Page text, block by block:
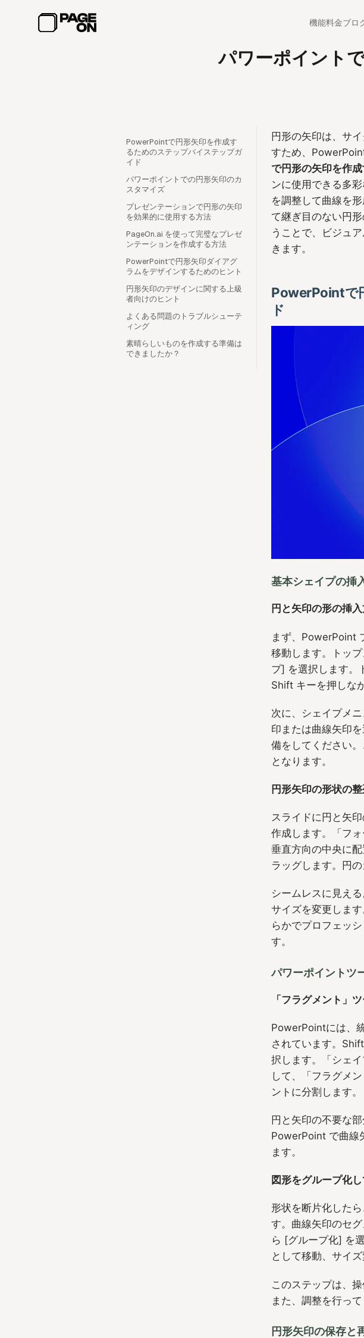
機能料金ブロ
パワーポイント
PowerPointで円形矢印を作成す
るためのステップバイステップガ
イド
パワーポイントでの円形矢印のカ
スタマイズ
プレゼンテーションで円形の矢印
を効果的に使用する方法
PageOn.ai を使って完璧なプレゼ
ンテーションを作成する方法
PowerPointで円形矢印ダイアグ
ラムをデザインするためのヒント
円形矢印のデザインに関する上級
者向けのヒント
よくある問題のトラブルシューテ
ィング
素晴らしいものを作成する準備は
できましたか？
円形の矢印は、サ
すため、
で円形の矢印を作
ンに使用できる多
を調整して曲線を
て継ぎ目のない円
うことで、ビジュ
きます。
PowerPointで
ド
基本シェイプの挿
円と矢印の形の挿
まず、PowerPoint
移動します。トッ
プ] を選択します。
Shift キーを押しな
次に、シェイプメ
印または曲線矢印
備をしてください
となります。
円形矢印の形状の
スライドに円と矢
作成します。「フ
垂直方向の中央に
ラッグします。円
シームレスに見え
サイズを変更しま
らかでプロフェッ
す。
パワーポイントツ
「フラグメント」
PowerPointには、
されています。
択します。「シェ
して、「フラグメ
ントに分割します。
円と矢印の不要な
PowerPoint で曲線
ます。
図形をグループ化
形状を断片化した
す。曲線矢印のセ
ら [グループ化] を
として移動、サイ
このステップは、
また、調整を行っ
円形矢印の保存と